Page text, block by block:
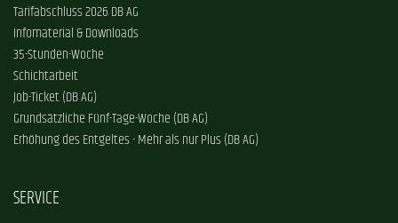
Tarifabschluss 2026 DB AG
Infomaterial & Downloads
35-Stunden-Woche
Schichtarbeit
Job-Ticket (DB AG)
Grundsätzliche Fünf-Tage-Woche (DB AG)
Erhöhung des Entgeltes - Mehr als nur Plus (DB AG)
SERVICE